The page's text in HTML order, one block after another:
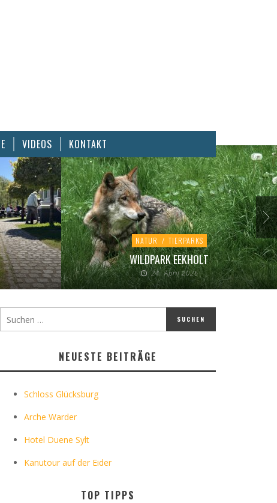
VIDEOS KONTAKT
NATUR / TIERPARKS
WILDPARK EEKHOLT
24. April 2026
NEUESTE BEITRÄGE
Schloss Glücksburg
Arche Warder
Hotel Duene Sylt
Kanutour auf der Eider
TOP TIPPS